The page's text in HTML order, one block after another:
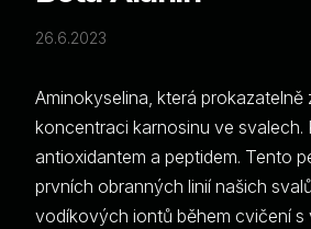
26.6.2023
Aminokyselina, která prokazatelně
koncentraci karnosinu ve svalech.
antioxidantem a peptidem. Tento
prvních obranných linií našich
vodíkových iontů během cvičení s